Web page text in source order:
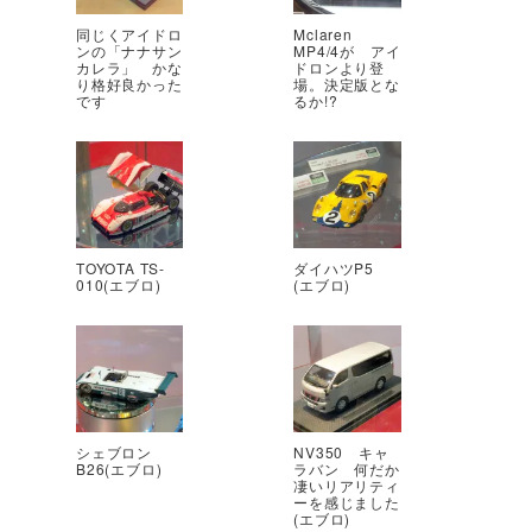
同じくアイドロ
ンの「ナナサン
カレラ」 かな
り格好良かった
です
Mclaren
MP4/4が アイ
ドロンより登
場。決定版とな
るか!?
TOYOTA TS-
010(エブロ)
ダイハツP5
(エブロ)
シェブロン
B26(エブロ)
NV350 キャ
ラバン 何だか
凄いリアリティ
ーを感じました
(エブロ)